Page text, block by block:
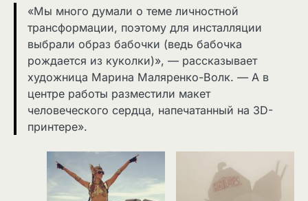
«Мы много думали о теме личностной
трансформации, поэтому для инсталляции
выбрали образ бабочки (ведь бабочка
рождается из куколки)», — рассказывает
художница Марина Маляренко-Волк. — А в
центре работы разместили макет
человеческого сердца, напечатанный на 3D-
принтере».